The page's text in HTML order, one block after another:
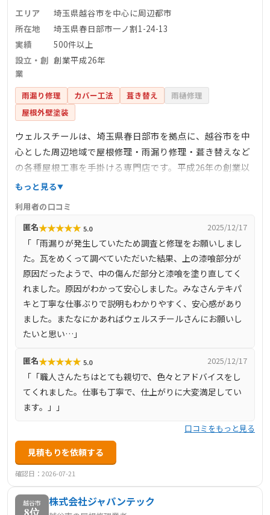
エリア
埼玉県越谷市を中心に周辺都市
所在地
埼玉県春日部市一ノ割1-24-13
実績
500件以上
設立・創
業
創業平成26年
雨漏り修理 カバー工法 葺き替え
雨樋修理
屋根外壁塗装
ウェルスチールは、埼玉県春日部市を拠点に、越谷市を中
心とした周辺地域で屋根修理・雨漏り修理・葺き替えなど
の各種屋根工事を手掛ける専門店です。平成26年の創業以
来、500件以上の施工実績を持ち、地域密着型のサービス
質かつ迅速な対応を実現。お客様の満足度を最優先に考
え、屋根工事を通じて安心と幸福を提供することを使命と
しています。
もっと見る
利用者の口コミ
匿名★★★★★ 5.0 2025/12/17
「「雨漏りが発生していたため調査と修理をお願いしまし
た。瓦をめくって調べていただいた結果、上の漆喰部分が
原因だったようで、中の傷んだ部分と漆喰を塗り直してく
れました。原因がわかって安心しました。みなさんテキパ
キと丁寧な仕事ぶりで説明もわかりやすく、安心感があり
ました。またなにかあればウェルスチールさんにお願いし
たいと思い…」
匿名★★★★★ 5.0 2025/12/17
「「職人さんたちはとても親切で、色々とアドバイスをし
てくれました。仕事も丁寧で、仕上がりに大変満足してい
ます。」」
口コミをもっと見る
見積もりを依頼する
確認日：2026-07-21
越谷市 株式会社ジャパンテック